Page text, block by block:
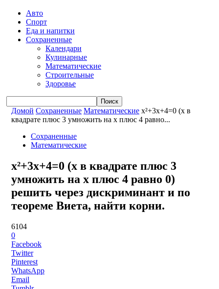
Авто
Спорт
Еда и напитки
Сохраненные
Календари
Кулинарные
Математические
Строительные
Здоровье
Домой Сохраненные Математические x²+3x+4=0 (x в
квадрате плюс 3 умножить на x плюс 4 равно...
Сохраненные
Математические
x²+3x+4=0 (x в квадрате плюс 3
умножить на x плюс 4 равно 0)
решить через дискриминант и по
теореме Виета, найти корни.
6104
0
Facebook
Twitter
Pinterest
WhatsApp
Email